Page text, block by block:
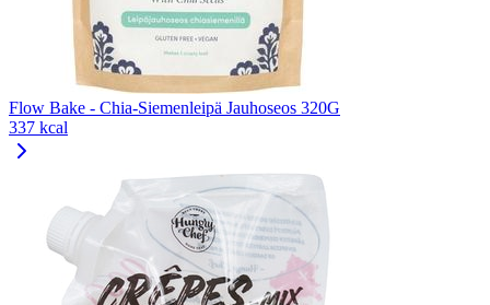
Flow Bake - Chia-Siemenleipä Jauhoseos 320G
337 kcal